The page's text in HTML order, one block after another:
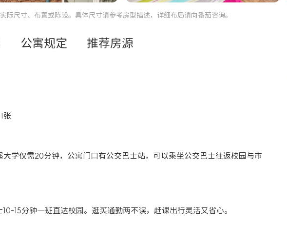
尺寸、布置或陈设。具体尺寸请参考房型描述，详细布局请向番茄咨询。
公寓规定 推荐房源
张
学仅需20分钟，公寓门口有公交巴士站，可以乘坐公交巴士往返校园与市
15分钟一班直达校园。逛买通勤两不误，赶课出行灵活又省心。